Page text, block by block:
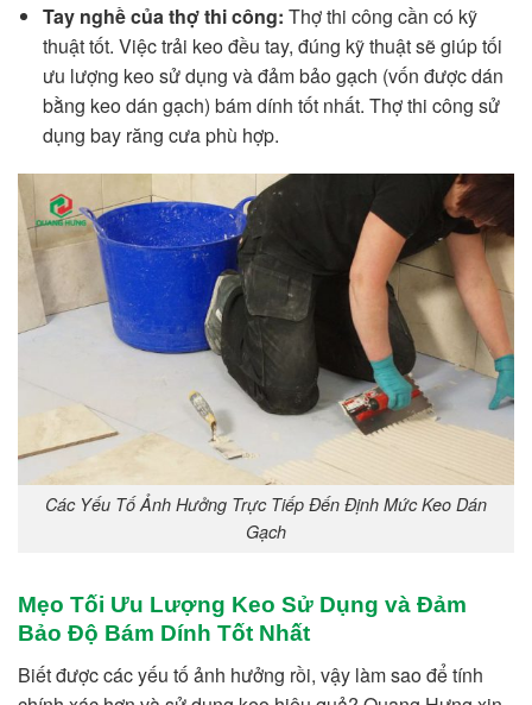
Tay nghề của thợ thi công: Thợ thi công cần có kỹ
thuật tốt. Việc trải keo đều tay, đúng kỹ thuật sẽ giúp tối
ưu lượng keo sử dụng và đảm bảo gạch (vốn được dán
bằng keo dán gạch) bám dính tốt nhất. Thợ thi công sử
dụng bay răng cưa phù hợp.
Các Yếu Tố Ảnh Hưởng Trực Tiếp Đến Định Mức Keo Dán
Gạch
Mẹo Tối Ưu Lượng Keo Sử Dụng và Đảm
Bảo Độ Bám Dính Tốt Nhất
Biết được các yếu tố ảnh hưởng rồi, vậy làm sao để tính